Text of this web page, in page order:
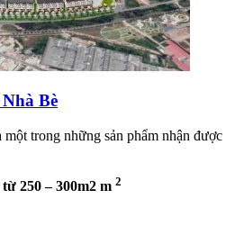
Bè
trong những sản phẩm nhận được
250 – 300m2 m 2